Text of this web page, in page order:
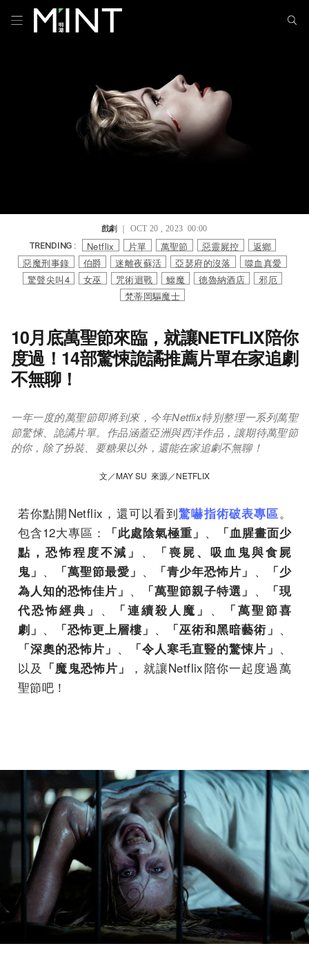
戲劇 ｜ OCT 20 , 2023 00:00
TRENDING : Netflix 片單 萬聖節 惡靈屍控
返鄉
惡魔刑事錄
伯爵 迷離夜蘇活 亞瑟府的沒落
噬血真愛
驚聲尖叫4
女巫 咒術迴戰 鱷魔 德魯納酒店
邪厄
梵蒂岡驅魔士
10月底萬聖節來臨，就讓NETFLIX陪你
度過！14部驚悚詭譎推薦片單在家追劇
不無聊！
一年一度的萬聖節即將到來，今年Netflix特別整理一系列萬聖
節驚悚、詭譎片單。作品涵蓋亞洲與西洋作品，讓期待萬聖節
的你，除了扮裝、要糖果以外，還能在家追劇不無聊！
文／MAY SU 來源／NETFLIX
若你點開Netflix，還可以看到驚嚇指術破表專區。
包含12大專區：
「此處陰氣極重」 、
「血腥畫面少
點，恐怖程度不減」 、
「喪屍、吸血鬼與食屍
鬼」 、 「萬聖節最愛」 、 「青少年恐怖片」 、
「少
為人知的恐怖佳片」 、 「萬聖節親子特選」 、
「現
代恐怖經典」 、 「連續殺人魔」 、
「萬聖節喜
劇」 、 「恐怖更上層樓」 、 「巫術和黑暗藝術」 、
「深奧的恐怖片」 、 「令人寒毛直豎的驚悚片」 、
以及 「魔鬼恐怖片」
，就讓Netflix陪你一起度過萬
聖節吧！